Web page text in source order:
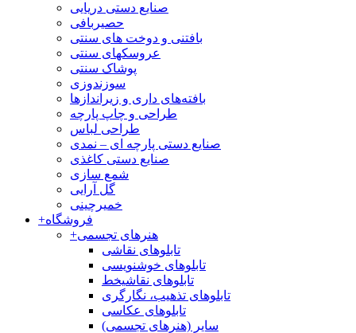
صنایع دستی دریایی
حصیربافی
بافتنی‌ و دوخت های سنتی
عروسکهای سنتی
پوشاک سنتی
سوزندوزی
بافته‌های داری و زیراندازها
طراحی و چاپ پارچه
طراحی لباس
صنایع دستی پارچه ای – نمدی
صنایع دستی کاغذی
شمع سازی
گل آرایی
خمیرچینی
+فروشگاه
+هنرهای تجسمی
تابلوهای نقاشی
تابلوهای خوشنویسی
تابلوهای نقاشیخط
تابلوهای تذهیب، نگارگری
تابلوهای عکاسی
سایر (هنرهای تجسمی)